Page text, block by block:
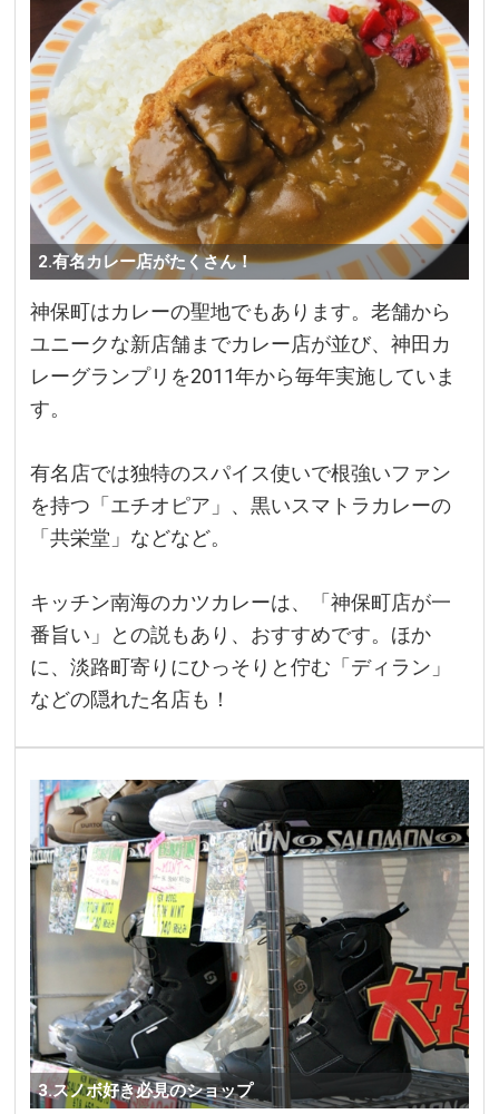
2.有名カレー店がたくさん！
神保町はカレーの聖地でもあります。老舗から
ユニークな新店舗までカレー店が並び、神田カ
レーグランプリを2011年から毎年実施していま
す。
有名店では独特のスパイス使いで根強いファン
を持つ「エチオピア」、黒いスマトラカレーの
「共栄堂」などなど。
キッチン南海のカツカレーは、「神保町店が一
番旨い」との説もあり、おすすめです。ほか
に、淡路町寄りにひっそりと佇む「ディラン」
などの隠れた名店も！
3.スノボ好き必見のショップ